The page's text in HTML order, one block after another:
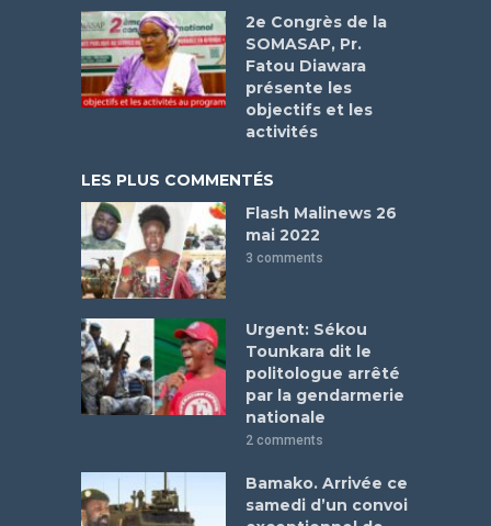
2e Congrès de la
SOMASAP, Pr.
Fatou Diawara
présente les
objectifs et les
activités
LES PLUS COMMENTÉS
Flash Malinews 26
mai 2022
3 comments
Urgent: Sékou
Tounkara dit le
politologue arrêté
par la gendarmerie
nationale
2 comments
Bamako. Arrivée ce
samedi d’un convoi